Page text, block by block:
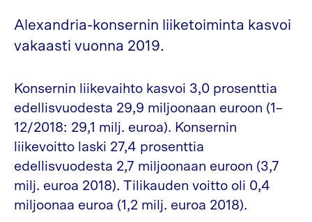
Alexandria-konsernin liiketoiminta kasvoi
vakaasti vuonna 2019.
Konsernin liikevaihto kasvoi 3,0 prosenttia
edellisvuodesta 29,9 miljoonaan euroon (1–
12/2018: 29,1 milj. euroa). Konsernin
liikevoitto laski 27,4 prosenttia
edellisvuodesta 2,7 miljoonaan euroon (3,7
milj. euroa 2018). Tilikauden voitto oli 0,4
miljoonaa euroa (1,2 milj. euroa 2018).